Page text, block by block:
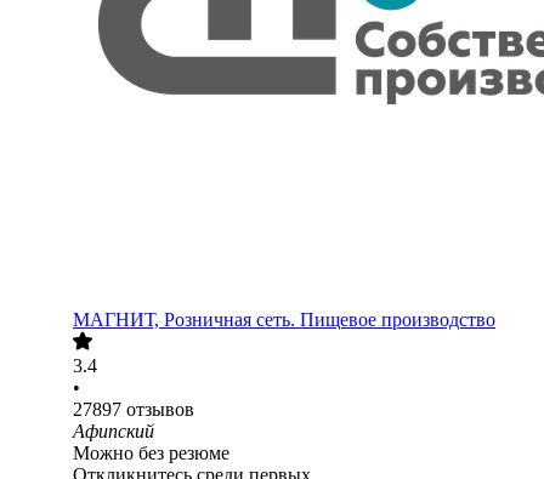
МАГНИТ, Розничная сеть. Пищевое производство
3.4
•
27897 отзывов
Афипский
Можно без резюме